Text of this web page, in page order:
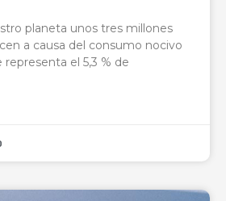
planeta unos tres millones
a causa del consumo nocivo
representa el 5,3 % de